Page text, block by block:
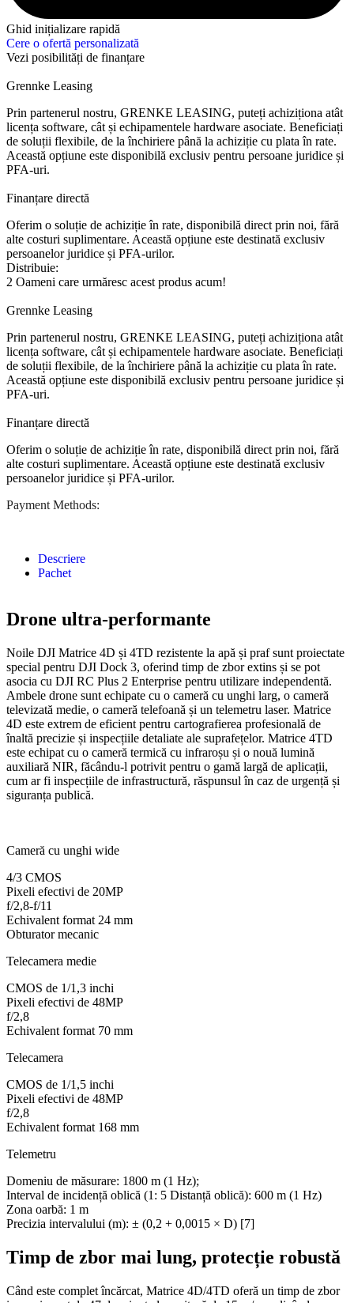
Ghid inițializare rapidă
Cere o ofertă personalizată
Vezi posibilități de finanțare
Grennke Leasing
Prin partenerul nostru, GRENKE LEASING, puteți achiziționa atât
licența software, cât și echipamentele hardware asociate. Beneficiați
de soluții flexibile, de la închiriere până la achiziție cu plata în rate.
Această opțiune este disponibilă exclusiv pentru persoane juridice și
PFA-uri.
Finanțare directă
Oferim o soluție de achiziție în rate, disponibilă direct prin noi, fără
alte costuri suplimentare. Această opțiune este destinată exclusiv
persoanelor juridice și PFA-urilor.
Distribuie:
2 Oameni care urmăresc acest produs acum!
Grennke Leasing
Prin partenerul nostru, GRENKE LEASING, puteți achiziționa atât
licența software, cât și echipamentele hardware asociate. Beneficiați
de soluții flexibile, de la închiriere până la achiziție cu plata în rate.
Această opțiune este disponibilă exclusiv pentru persoane juridice și
PFA-uri.
Finanțare directă
Oferim o soluție de achiziție în rate, disponibilă direct prin noi, fără
alte costuri suplimentare. Această opțiune este destinată exclusiv
persoanelor juridice și PFA-urilor.
Payment Methods:
Descriere
Pachet
Drone ultra-performante
Noile DJI Matrice 4D și 4TD rezistente la apă și praf sunt proiectate
special pentru DJI Dock 3, oferind timp de zbor extins și se pot
asocia cu DJI RC Plus 2 Enterprise pentru utilizare independentă.
Ambele drone sunt echipate cu o cameră cu unghi larg, o cameră
televizată medie, o cameră telefoană și un telemetru laser. Matrice
4D este extrem de eficient pentru cartografierea profesională de
înaltă precizie și inspecțiile detaliate ale suprafețelor. Matrice 4TD
este echipat cu o cameră termică cu infraroșu și o nouă lumină
auxiliară NIR, făcându-l potrivit pentru o gamă largă de aplicații,
cum ar fi inspecțiile de infrastructură, răspunsul în caz de urgență și
siguranța publică.
Cameră cu unghi wide
4/3 CMOS
Pixeli efectivi de 20MP
f/2,8-f/11
Echivalent format 24 mm
Obturator mecanic
Telecamera medie
CMOS de 1/1,3 inchi
Pixeli efectivi de 48MP
f/2,8
Echivalent format 70 mm
Telecamera
CMOS de 1/1,5 inchi
Pixeli efectivi de 48MP
f/2,8
Echivalent format 168 mm
Telemetru
Domeniu de măsurare: 1800 m (1 Hz);
Interval de incidență oblică (1: 5 Distanță oblică): 600 m (1 Hz)
Zona oarbă: 1 m
Precizia intervalului (m): ± (0,2 + 0,0015 × D) [7]
Timp de zbor mai lung, protecție robustă
Când este complet încărcat, Matrice 4D/4TD oferă un timp de zbor